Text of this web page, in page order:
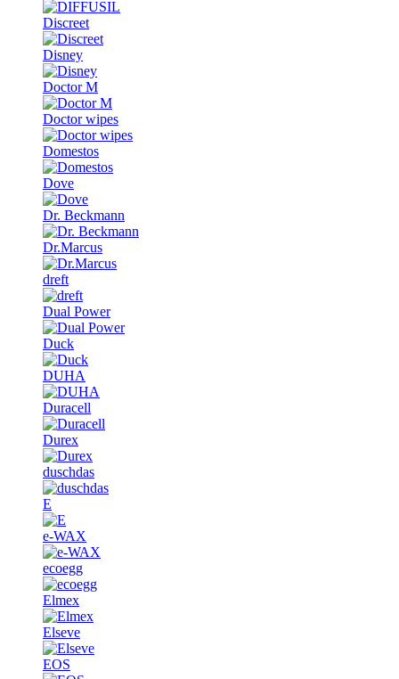
Discreet
Disney
Doctor M
Doctor wipes
Domestos
Dove
Dr. Beckmann
Dr.Marcus
dreft
Dual Power
Duck
DUHA
Duracell
Durex
duschdas
E
e-WAX
ecoegg
Elmex
Elseve
EOS